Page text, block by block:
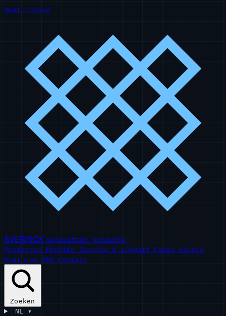
Naar inhoud
AVERINOX separation products
Producten Markten Service & support Cases Kennis
Over ons R&D Contact
Zoeken
NL ▾